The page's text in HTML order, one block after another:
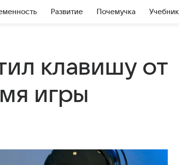
Развитие Почемучка Учебник
клавишу от
игры